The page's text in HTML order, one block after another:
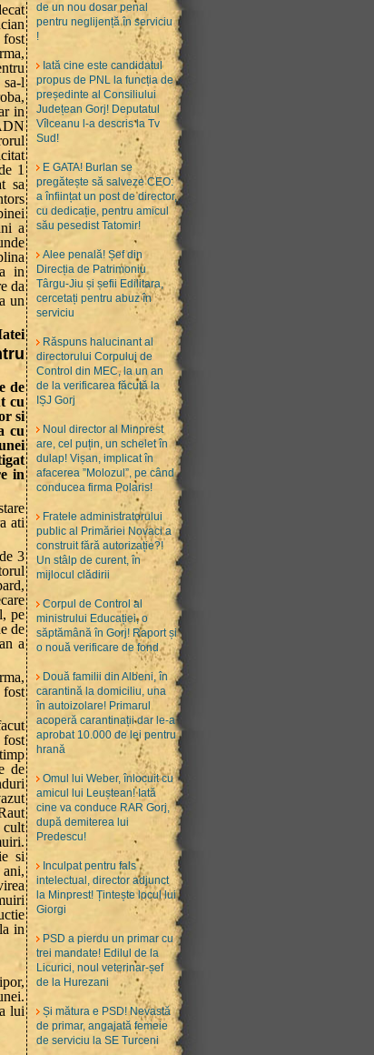
de un nou dosar penal
pentru neglijență în serviciu
!
Iată cine este candidatul
propus de PNL la funcția de
președinte al Consiliului
Județean Gorj! Deputatul
Vîlceanu l-a descris la Tv
Sud!
E GATA! Burlan se
pregătește să salveze CEO:
a înființat un post de director,
cu dedicație, pentru amicul
său pesedist Tatomir!
Alee penală! Șef din
Direcția de Patrimoniu
Târgu-Jiu și șefii Edilitara,
cercetați pentru abuz în
serviciu
Răspuns halucinant al
directorului Corpului de
Control din MEC, la un an
de la verificarea făcută la
IȘJ Gorj
Noul director al Minprest
are, cel puțin, un schelet în
dulap! Vișan, implicat în
afacerea ”Molozul”, pe când
conducea firma Polaris!
Fratele administratorului
public al Primăriei Novaci a
construit fără autorizație?!
Un stâlp de curent, în
mijlocul clădirii
Corpul de Control al
ministrului Educației, o
săptămână în Gorj! Raport și
o nouă verificare de fond
Două familii din Albeni, în
carantină la domiciliu, una
în autoizolare! Primarul
acoperă carantinații dar le-a
aprobat 10.000 de lei pentru
hrană
Omul lui Weber, înlocuit cu
amicul lui Leuștean! Iată
cine va conduce RAR Gorj,
după demiterea lui
Predescu!
Inculpat pentru fals
intelectual, director adjunct
la Minprest! Țintește locul lui
Giorgi
PSD a pierdu un primar cu
trei mandate! Edilul de la
Licurici, noul veterinar-șef
de la Hurezani
Și mătura e PSD! Nevastă
de primar, angajată femeie
de serviciu la SE Turceni
fost
sa-l
in
1
sa
a
in
da
un
de
cu
si
cu
in
ati
3
pe
de
a
fost
fost
de
cult
si
ani,
in
lui